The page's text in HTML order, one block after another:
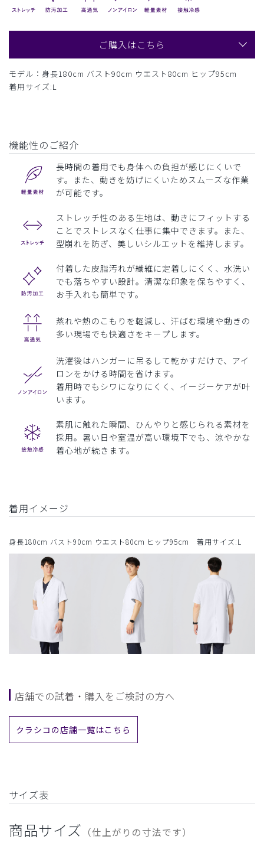
ご購入はこちら
モデル：身長180cm バスト90cm ウエスト80cm ヒップ95cm
着用サイズ:L
機能性のご紹介
長時間の着用でも身体への負担が感じにくいで
す。また、動きを妨げにくいためスムーズな作業
が可能です。
ストレッチ性のある生地は、動きにフィットする
ことでストレスなく仕事に集中できます。また、
型崩れを防ぎ、美しいシルエットを維持します。
付着した皮脂汚れが繊維に定着しにくく、水洗い
でも落ちやすい設計。清潔な印象を保ちやすく、
お手入れも簡単です。
蒸れや熱のこもりを軽減し、汗ばむ環境や動きの
多い現場でも快適さをキープします。
洗濯後はハンガーに吊るして乾かすだけで、アイ
ロンをかける時間を省けます。
着用時でもシワになりにくく、イージーケアが叶
います。
素肌に触れた瞬間、ひんやりと感じられる素材を
採用。暑い日や室温が高い環境下でも、涼やかな
着心地が続きます。
着用イメージ
身長180cm バスト90cm ウエスト80cm ヒップ95cm 着用サイズ:L
店舗での試着・購入をご検討の方へ
クラシコの店舗一覧はこちら
サイズ表
商品サイズ （仕上がりの寸法です）